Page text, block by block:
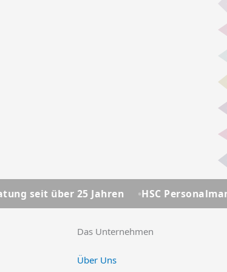
Jahren HSC Personalmanagement -
Das Unternehmen
Über Uns